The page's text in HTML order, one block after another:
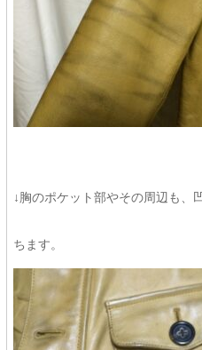
↓胸のポケット部やその周辺も、
ちます。